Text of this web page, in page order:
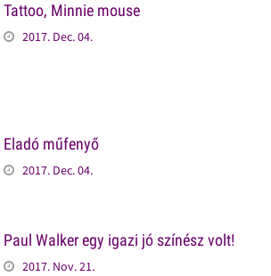
Tattoo, Minnie mouse
2017. Dec. 04.
Eladó műfenyő
2017. Dec. 04.
Paul Walker egy igazi jó színész volt!
2017. Nov. 21.